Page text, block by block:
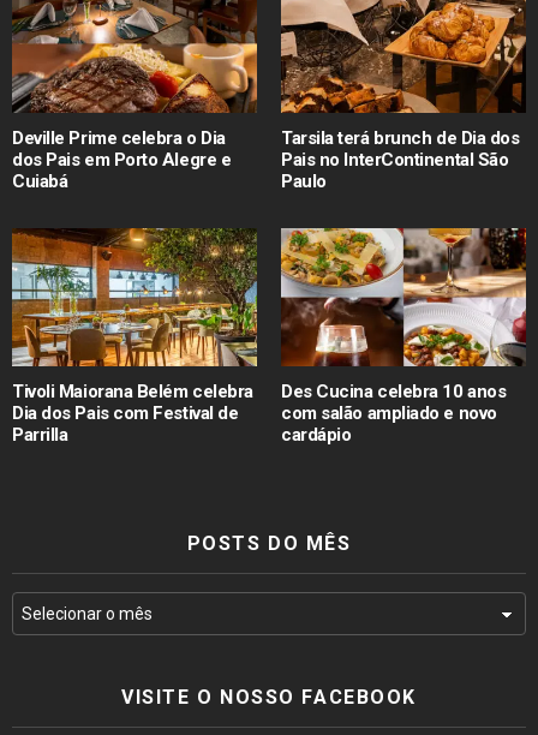
Deville Prime celebra o Dia
dos Pais em Porto Alegre e
Cuiabá
Tarsila terá brunch de Dia dos
Pais no InterContinental São
Paulo
Tivoli Maiorana Belém celebra
Dia dos Pais com Festival de
Parrilla
Des Cucina celebra 10 anos
com salão ampliado e novo
cardápio
POSTS DO MÊS
VISITE O NOSSO FACEBOOK